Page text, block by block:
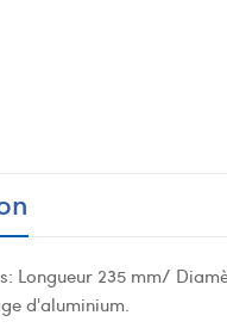
Longueur 235 mm/
d'aluminium.